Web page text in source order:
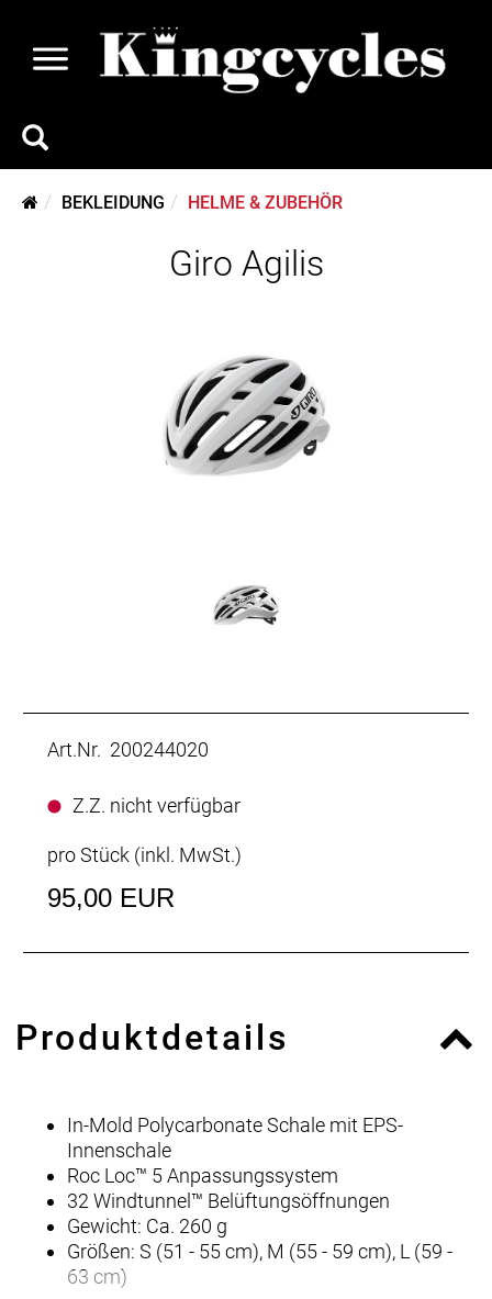
BEKLEIDUNG HELME & ZUBEHÖR
Giro Agilis
Art.Nr. 200244020
Z.Z. nicht verfügbar
pro Stück (inkl. MwSt.)
95,00 EUR
Produktdetails
In-Mold Polycarbonate Schale mit EPS-
Innenschale
Roc Loc™ 5 Anpassungssystem
32 Windtunnel™ Belüftungsöffnungen
Gewicht: Ca. 260 g
Größen: S (51 - 55 cm), M (55 - 59 cm), L (59 -
63 cm)